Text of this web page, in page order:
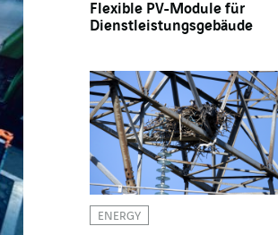
Flexible PV-Module für
Dienstleistungsgebäude
ENERGY